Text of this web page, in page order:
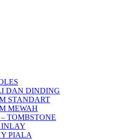
DAN DINDING
STANDART
MEWAH
TOMBSTONE
INLAY
PIALA